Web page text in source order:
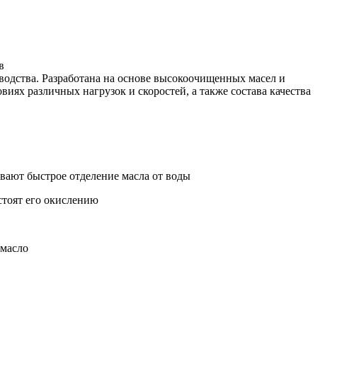
Разработана на основе высокоочищенных масел и
различных нагрузок и скоростей, а также состава качества
быстрое отделение масла от воды
его окислению